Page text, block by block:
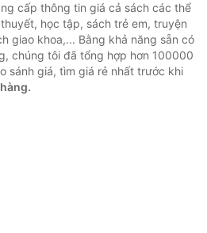
cấp thông tin giá cả sách các thể
học tập, sách trẻ em, truyện
giao khoa,... Bằng khả năng sẵn có
chúng tôi đã tổng hợp hơn 100000
sánh giá, tìm giá rẻ nhất trước khi